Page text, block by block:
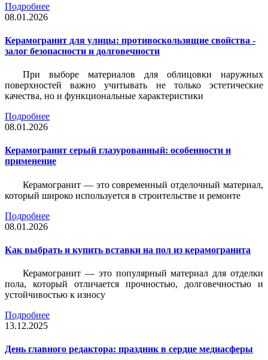
Подробнее
08.01.2026
Керамогранит для улицы: противоскользящие свойства -
залог безопасности и долговечности
При выборе материалов для облицовки наружных
поверхностей важно учитывать не только эстетические
качества, но и функциональные характеристики
Подробнее
08.01.2026
Керамогранит серый глазурованный: особенности и
применение
Керамогранит — это современный отделочный материал,
который широко используется в строительстве и ремонте
Подробнее
08.01.2026
Как выбрать и купить вставки на пол из керамогранита
Керамогранит — это популярный материал для отделки
пола, который отличается прочностью, долговечностью и
устойчивостью к износу
Подробнее
13.12.2025
День главного редактора: праздник в сердце медиасферы